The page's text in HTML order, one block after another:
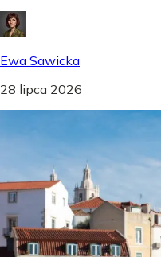
Ewa Sawicka
28 lipca 2026